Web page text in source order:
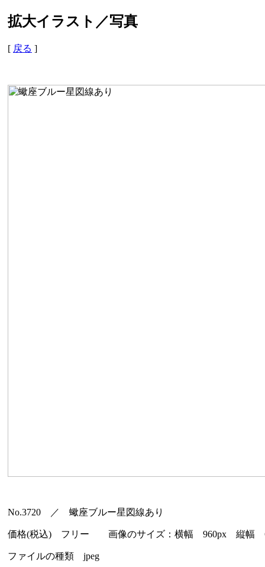
拡大イラスト／写真
[ 戻る ]
No.3720 ／ 蠍座ブルー星図線あり
価格(税込) フリー 画像のサイズ：横幅 960px 縦幅
ファイルの種類 jpeg